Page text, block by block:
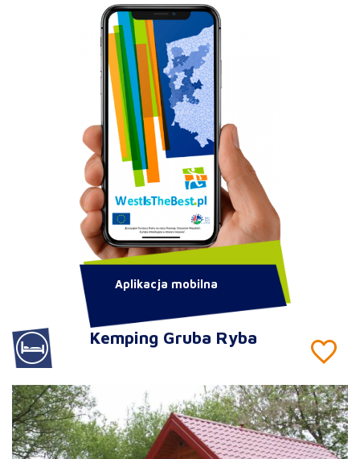
Kemping Gruba Ryba
Aplikacja mobilna